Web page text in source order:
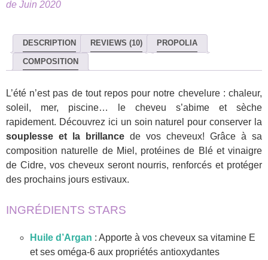
de Juin 2020
DESCRIPTION REVIEWS (10) PROPOLIA
COMPOSITION
L’été n’est pas de tout repos pour notre chevelure : chaleur,
soleil, mer, piscine… le cheveu s’abime et sèche
rapidement. Découvrez ici un soin naturel pour conserver la
souplesse et la brillance de vos cheveux! Grâce à sa
composition naturelle de Miel, protéines de Blé et vinaigre
de Cidre, vos cheveux seront nourris, renforcés et protéger
des prochains jours estivaux.
INGRÉDIENTS STARS
Huile d’Argan : Apporte à vos cheveux sa vitamine E
et ses oméga-6 aux propriétés antioxydantes